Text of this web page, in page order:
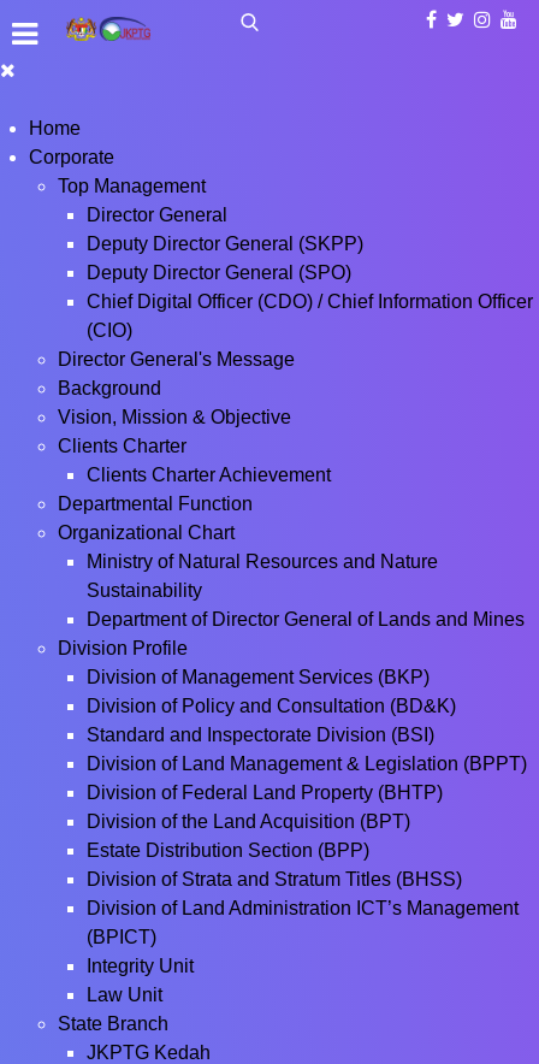
Home
Corporate
Top Management
Director General
Deputy Director General (SKPP)
Deputy Director General (SPO)
Chief Digital Officer (CDO) / Chief Information Officer
(CIO)
Director General's Message
Background
Vision, Mission & Objective
Clients Charter
Clients Charter Achievement
Departmental Function
Organizational Chart
Ministry of Natural Resources and Nature
Sustainability
Department of Director General of Lands and Mines
Division Profile
Division of Management Services (BKP)
Division of Policy and Consultation (BD&K)
Standard and Inspectorate Division (BSI)
Division of Land Management & Legislation (BPPT)
Division of Federal Land Property (BHTP)
Division of the Land Acquisition (BPT)
Estate Distribution Section (BPP)
Division of Strata and Stratum Titles (BHSS)
Division of Land Administration ICT’s Management
(BPICT)
Integrity Unit
Law Unit
State Branch
JKPTG Kedah